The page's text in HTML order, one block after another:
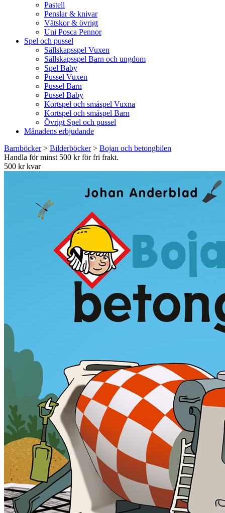
Pastell
Penslar & knivar
Vätskor & övrigt
Uni Posca Pennor
Spel och pussel
Sällskapsspel Vuxen
Sällskapsspel Barn och ungdom
Spel Baby
Pussel Vuxen
Pussel Barn
Pussel Baby
Kortspel och småspel Vuxna
Kortspel och småspel Barn
Övrigt Spel och pussel
Månadens erbjudande
Barnböcker> Bilderböcker> Bojan och betongbilen
Handla för minst 500 kr för fri frakt.
500 kr kvar